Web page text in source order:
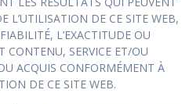
L’UTILISATION DE CE SITE WEB,
L’EXACTITUDE OU
CONTENU, SERVICE ET/OU
ACQUIS CONFORMÉMENT À
DE CE SITE WEB.